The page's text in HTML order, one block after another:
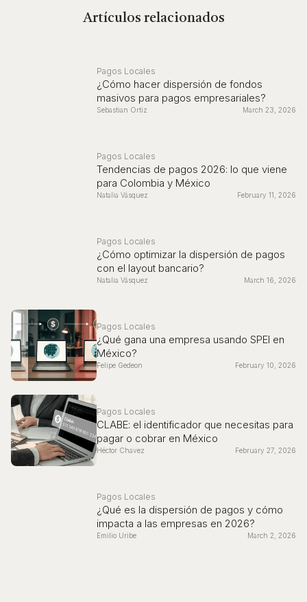
Artículos relacionados
Pagos Locales
¿Cómo hacer dispersión de fondos
masivos para pagos empresariales?
Sebastian Ortiz March 23, 2026
Pagos Locales
Tendencias de pagos 2026: lo que viene
para Colombia y México
Natalia Vásquez February 11, 2026
Pagos Locales
¿Cómo optimizar la dispersión de pagos
con el layout bancario?
Natalia Vásquez March 16, 2026
Pagos Locales
¿Qué gana una empresa usando SPEI en
México?
Felipe Gedeon February 10, 2026
Pagos Locales
CLABE: el identificador que necesitas para
pagar o cobrar en México
Héctor Chavez February 27, 2026
Pagos Locales
¿Qué es la dispersión de pagos y cómo
impacta a las empresas en 2026?
Emilio Uribe March 2, 2026